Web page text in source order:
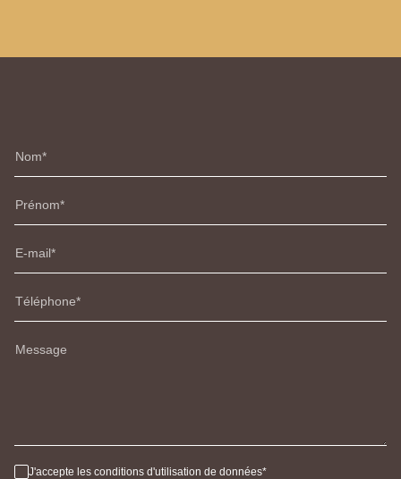
Nom
Prénom
E-mail
Téléphone
Message
J'accepte les conditions d'utilisation de données